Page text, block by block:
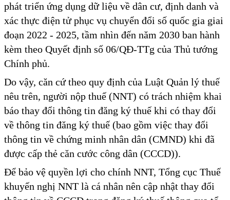
phát triển ứng dụng dữ liệu về dân cư, định danh và
xác thực điện tử phục vụ chuyển đổi số quốc gia giai
đoạn 2022 - 2025, tầm nhìn đến năm 2030 ban hành
kèm theo Quyết định số 06/QĐ-TTg của Thủ tướng
Chính phủ.
Do vậy, căn cứ theo quy định của Luật Quản lý thuế
nêu trên, người nộp thuế (NNT) có trách nhiệm khai
báo thay đổi thông tin đăng ký thuế khi có thay đổi
về thông tin đăng ký thuế (bao gồm việc thay đổi
thông tin về chứng minh nhân dân (CMND) khi đã
được cấp thẻ căn cước công dân (CCCD)).
Để bảo vệ quyền lợi cho chính NNT, Tổng cục Thuế
khuyến nghị NNT là cá nhân nên cập nhật thay đổi